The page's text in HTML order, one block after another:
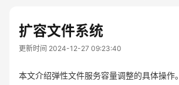
扩容文件系统
更新时间 2024-12-27 09:23:40
本文介绍弹性文件服务容量调整的具体操作。